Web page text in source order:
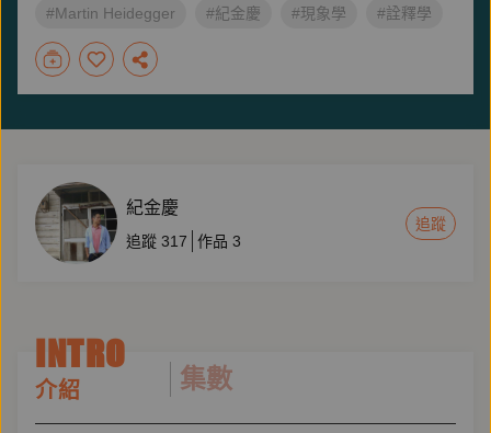
#Martin Heidegger #紀金慶 #現象學 #詮釋學
#後現代主義
紀金慶
追蹤 317 作品 3
追蹤
INTRO
介紹 集數